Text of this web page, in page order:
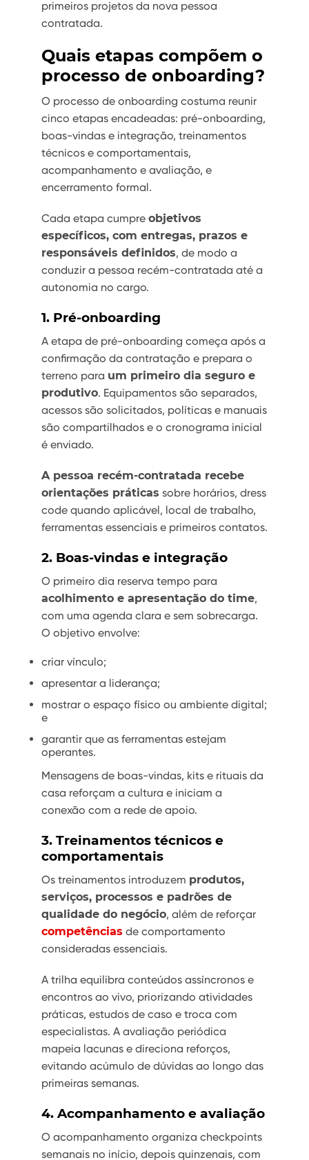
primeiros projetos da nova pessoa
contratada.
Quais etapas compõem o
processo de onboarding?
O processo de onboarding costuma reunir
cinco etapas encadeadas: pré-onboarding,
boas-vindas e integração, treinamentos
técnicos e comportamentais,
acompanhamento e avaliação, e
encerramento formal.
Cada etapa cumpre objetivos
específicos, com entregas, prazos e
responsáveis definidos, de modo a
conduzir a pessoa recém-contratada até a
autonomia no cargo.
1. Pré-onboarding
A etapa de pré-onboarding começa após a
confirmação da contratação e prepara o
terreno para um primeiro dia seguro e
produtivo. Equipamentos são separados,
acessos são solicitados, políticas e manuais
são compartilhados e o cronograma inicial
é enviado.
A pessoa recém-contratada recebe
orientações práticas sobre horários, dress
code quando aplicável, local de trabalho,
ferramentas essenciais e primeiros contatos.
2. Boas-vindas e integração
O primeiro dia reserva tempo para
acolhimento e apresentação do time,
com uma agenda clara e sem sobrecarga.
O objetivo envolve:
criar vínculo;
apresentar a liderança;
mostrar o espaço físico ou ambiente digital;
e
garantir que as ferramentas estejam
operantes.
Mensagens de boas-vindas, kits e rituais da
casa reforçam a cultura e iniciam a
conexão com a rede de apoio.
3. Treinamentos técnicos e
comportamentais
Os treinamentos introduzem produtos,
serviços, processos e padrões de
qualidade do negócio, além de reforçar
competências de comportamento
consideradas essenciais.
A trilha equilibra conteúdos assíncronos e
encontros ao vivo, priorizando atividades
práticas, estudos de caso e troca com
especialistas. A avaliação periódica
mapeia lacunas e direciona reforços,
evitando acúmulo de dúvidas ao longo das
primeiras semanas.
4. Acompanhamento e avaliação
O acompanhamento organiza checkpoints
semanais no início, depois quinzenais, com